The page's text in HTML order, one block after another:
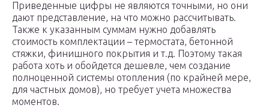
Приведенные цифры не являются точными, но они
дают представление, на что можно рассчитывать.
Также к указанным суммам нужно добавлять
стоимость комплектации – термостата, бетонной
стяжки, финишного покрытия и т.д. Поэтому такая
работа хоть и обойдется дешевле, чем создание
полноценной системы отопления (по крайней мере,
для частных домов), но требует учета множества
моментов.